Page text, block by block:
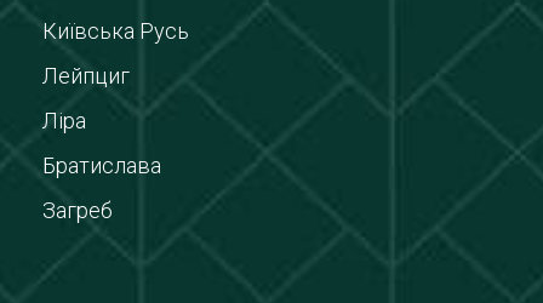
Київська Русь
Лейпциг
Ліра
Братислава
Загреб